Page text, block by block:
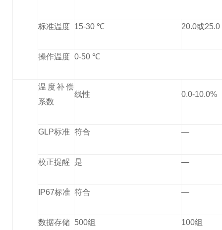
标准温度 15-30 ℃ 20.0或
操作温度 0-50 ℃
温度补偿
系数
线性 0.0-10.0%
GLP标准 符合 —
校正提醒 是 —
IP67标准 符合 —
数据存储 500组 100组